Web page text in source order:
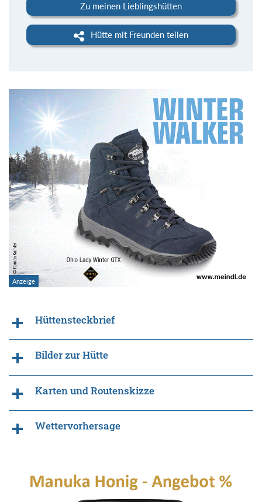
Zu meinen Lieblingshütten
Hütte mit Freunden teilen
Hüttensteckbrief
Bilder zur Hütte
Karten und Routenskizze
Wettervorhersage